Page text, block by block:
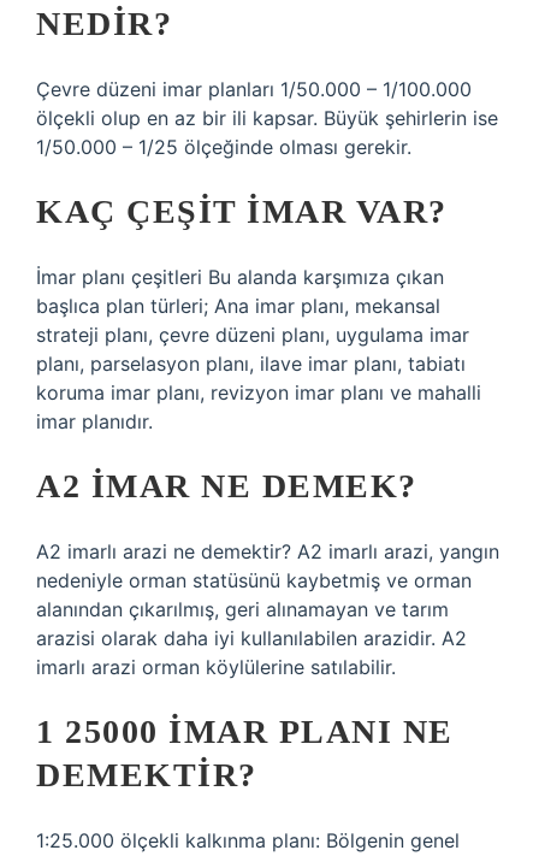
NEDIR?
Çevre düzeni imar planları 1/50.000 – 1/100.000
ölçekli olup en az bir ili kapsar. Büyük şehirlerin ise
1/50.000 – 1/25 ölçeğinde olması gerekir.
KAÇ ÇEŞIT IMAR VAR?
İmar planı çeşitleri Bu alanda karşımıza çıkan
başlıca plan türleri; Ana imar planı, mekansal
strateji planı, çevre düzeni planı, uygulama imar
planı, parselasyon planı, ilave imar planı, tabiatı
koruma imar planı, revizyon imar planı ve mahalli
imar planıdır.
A2 IMAR NE DEMEK?
A2 imarlı arazi ne demektir? A2 imarlı arazi, yangın
nedeniyle orman statüsünü kaybetmiş ve orman
alanından çıkarılmış, geri alınamayan ve tarım
arazisi olarak daha iyi kullanılabilen arazidir. A2
imarlı arazi orman köylülerine satılabilir.
1 25000 IMAR PLANI NE
DEMEKTIR?
1:25.000 ölçekli kalkınma planı: Bölgenin genel